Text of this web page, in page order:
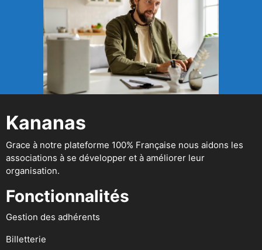
Kananas
Grace à notre plateforme 100% Française nous aidons les
associations à se développer et à améliorer leur
organisation.
Fonctionnalités
Gestion des adhérents
Billetterie